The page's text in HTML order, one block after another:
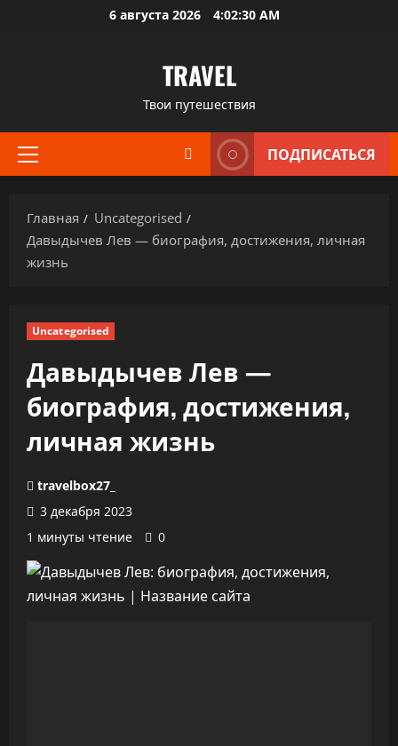
6 августа 2026 4:02:31 AM
TRAVEL
Твои путешествия
Основное
ПОДПИСАТЬСЯ
Главная
Uncategorised
Давыдычев Лев — биография, достижения, личная
жизнь
Uncategorised
Давыдычев Лев —
биография, достижения,
личная жизнь
travelbox27_
3 декабря 2023
1 минуты чтение
0